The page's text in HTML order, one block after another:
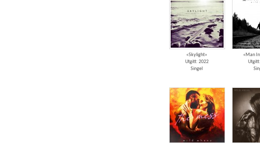
«Skylight»
Utgitt: 2022
Singel
«Man